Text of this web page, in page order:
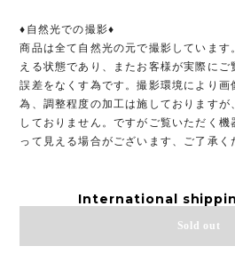
♦︎自然光での撮影♦︎
商品は全て自然光の元で撮影しています
える状態であり、またお客様が実際にご
誤差をなくす為です。撮影環境により画
為、調整程度の加工は施しておりますが
しておりません。ですがご覧いただく機
って見える場合がございます、ご了承く
International
Sold out